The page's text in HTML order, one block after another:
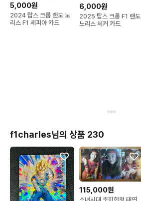
5,000원
2024 탑스 크롬 랜도 노
리스 F1 세피아 카드
6,000원
2025 탑스 크롬 F1 랜도
노리스 체커 카드
f1charles님의 상품 230
115,000원